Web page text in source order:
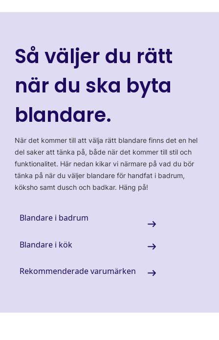
Så väljer du rätt
när du ska byta
blandare.
När det kommer till att välja rätt blandare finns det en hel
del saker att tänka på, både när det kommer till stil och
funktionalitet. Här nedan kikar vi närmare på vad du bör
tänka på när du väljer blandare för handfat i badrum,
köksho samt dusch och badkar. Häng på!
Blandare i badrum
Blandare i kök
Rekommenderade varumärken